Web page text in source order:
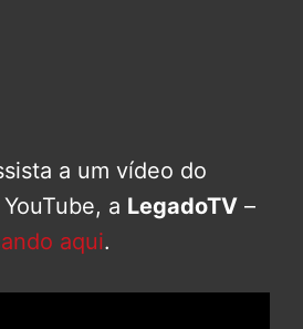
a um vídeo do
a LegadoTV –
aqui.